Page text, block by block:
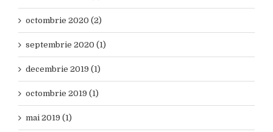
octombrie 2020 (2)
septembrie 2020 (1)
decembrie 2019 (1)
octombrie 2019 (1)
mai 2019 (1)